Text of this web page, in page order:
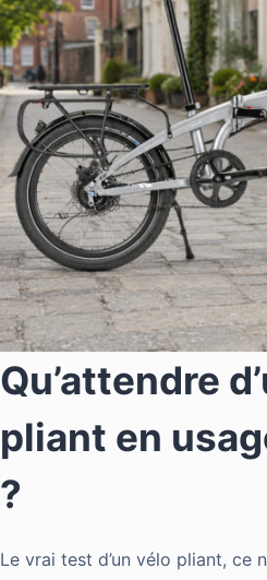
Qu’attendre
pliant en
?
Le vrai test d’un vélo pliant, ce